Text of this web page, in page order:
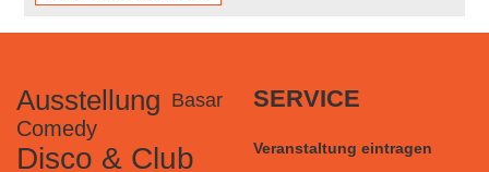
Ausstellung Basar
Comedy
Disco & Club
SERVICE
Veranstaltung eintragen